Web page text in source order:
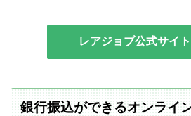
レアジョブ公式サイ
銀行振込ができるオンライ